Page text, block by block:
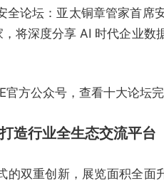
全论坛：亚太铜章管家首
将深度分享 AI 时代企业数
官方公众号，查看十大论坛
造行业全生态交流平台
的双重创新，展览面积全面